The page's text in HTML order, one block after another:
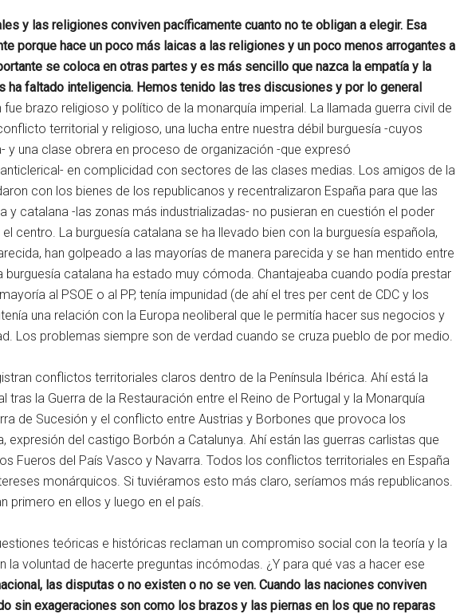
y las religiones conviven pacíficamente cuanto no te obligan a elegir. Esa
porque hace un poco más laicas a las religiones y un poco menos arrogantes a
se coloca en otras partes y es más sencillo que nazca la empatía y la
ha faltado inteligencia. Hemos tenido las tres discusiones y por lo general
fue brazo religioso y político de la monarquía imperial. La llamada guerra civil de
territorial y religioso, una lucha entre nuestra débil burguesía -cuyos
y una clase obrera en proceso de organización -que expresó
en complicidad con sectores de las clases medias. Los amigos de la
con los bienes de los republicanos y recentralizaron España para que las
y catalana -las zonas más industrializadas- no pusieran en cuestión el poder
centro. La burguesía catalana se ha llevado bien con la burguesía española,
han golpeado a las mayorías de manera parecida y se han mentido entre
burguesía catalana ha estado muy cómoda. Chantajeaba cuando podía prestar
al PSOE o al PP, tenía impunidad (de ahí el tres per cent de CDC y los
una relación con la Europa neoliberal que le permitía hacer sus negocios y
Los problemas siempre son de verdad cuando se cruza pueblo de por medio.
conflictos territoriales claros dentro de la Península Ibérica. Ahí está la
tras la Guerra de la Restauración entre el Reino de Portugal y la Monarquía
de Sucesión y el conflicto entre Austrias y Borbones que provoca los
expresión del castigo Borbón a Catalunya. Ahí están las guerras carlistas que
Fueros del País Vasco y Navarra. Todos los conflictos territoriales en España
monárquicos. Si tuviéramos esto más claro, seríamos más republicanos.
primero en ellos y luego en el país.
teóricas e históricas reclaman un compromiso social con la teoría y la
la voluntad de hacerte preguntas incómodas. ¿Y para qué vas a hacer ese
las disputas o no existen o no se ven. Cuando las naciones conviven
sin exageraciones son como los brazos y las piernas en los que no reparas